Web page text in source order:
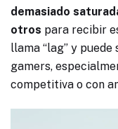
demasiado
otros para recibir
llama “lag” y
gamers,
competitiva o con